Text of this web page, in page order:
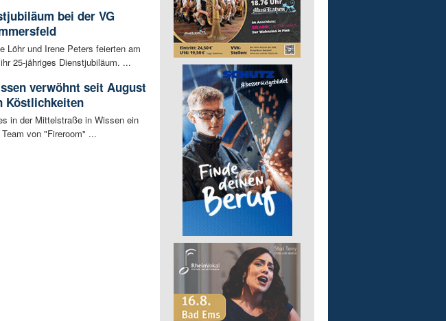
bei der VG
Löhr und Irene Peters feierten am
25-jähriges Dienstjubiläum. ...
verwöhnt seit August
Köstlichkeiten
in der Mittelstraße in Wissen ein
von "Fireroom" ...